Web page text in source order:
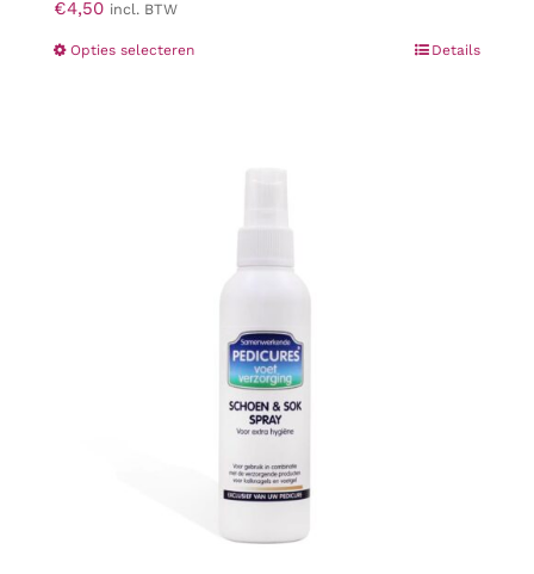
€4,50 incl. BTW
Opties selecterenDit
gekozen
worden
productpagina
Details